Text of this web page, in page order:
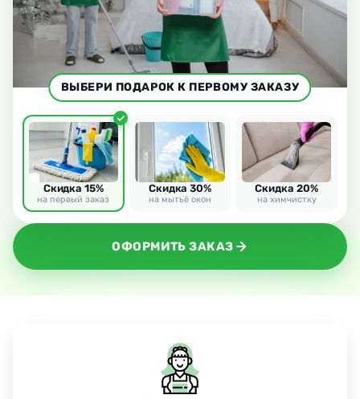
ОФОРМИТЬ ЗАКАЗ
ВЫБЕРИ ПОДАРОК К ПЕРВОМУ ЗАКАЗУ
Скидка 15%
на первый заказ
Скидка 30%
на мытьё окон
Скидка 20%
на химчистку